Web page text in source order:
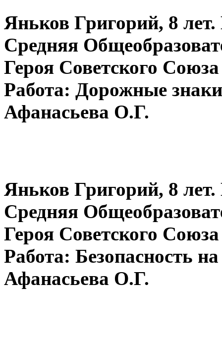
Яньков Григорий, 8
Средняя
Героя Советского
Работа: Дорожные
Афанасьева О.Г.
Яньков Григорий, 8
Средняя
Героя Советского
Работа: Безопасность
Афанасьева О.Г.